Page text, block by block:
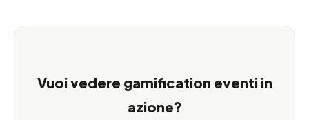
Vuoi vedere gamification eventi in
azione?